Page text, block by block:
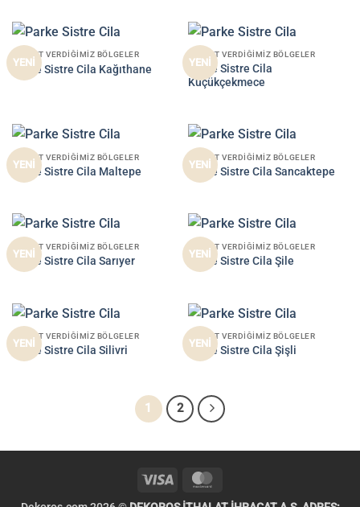
YENİ
HIZMET VERDIĞIMIZ BÖLGELER
Parke Sistre Cila Kağıthane
YENİ
HIZMET VERDIĞIMIZ BÖLGELER
Parke Sistre Cila
Küçükçekmece
YENİ
HIZMET VERDIĞIMIZ BÖLGELER
Parke Sistre Cila Maltepe
YENİ
HIZMET VERDIĞIMIZ BÖLGELER
Parke Sistre Cila Sancaktepe
YENİ
HIZMET VERDIĞIMIZ BÖLGELER
Parke Sistre Cila Sarıyer
YENİ
HIZMET VERDIĞIMIZ BÖLGELER
Parke Sistre Cila Şile
YENİ
HIZMET VERDIĞIMIZ BÖLGELER
Parke Sistre Cila Silivri
YENİ
HIZMET VERDIĞIMIZ BÖLGELER
Parke Sistre Cila Şişli
1 2
Visa